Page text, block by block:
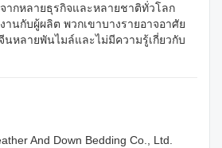
ากหลายธุรกิจและหลายชาติทั่วโลก
านกับผู้ผลิต พวกเขาบางรายอาจอาศัย
นหลายพันไมล์และไม่มีความรู้เกี่ยวกับ
And Down Bedding Co., Ltd.